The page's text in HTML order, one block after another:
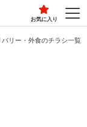
お気に入り
バリー・外食のチラシ一覧